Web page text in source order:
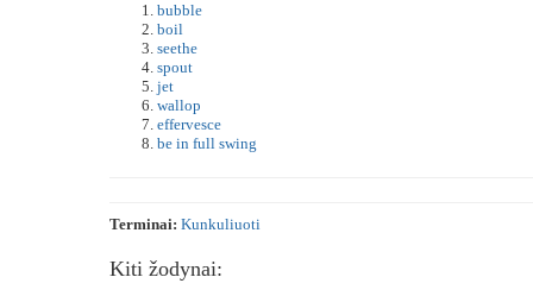
bubble
boil
seethe
spout
jet
wallop
effervesce
be in full swing
Terminai: Kunkuliuoti
Kiti žodynai: